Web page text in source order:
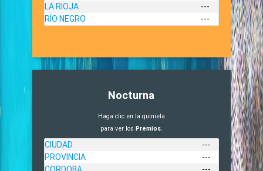
LA RIOJA
---
RÍO NEGRO
---
Nocturna
Haga clic en la quiniela
para ver los Premios.
CIUDAD
---
PROVINCIA
---